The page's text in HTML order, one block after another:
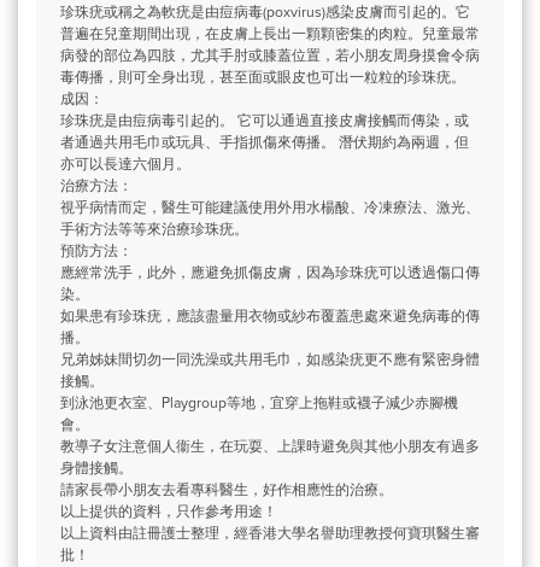
珍珠疣或稱之為軟疣是由痘病毒(poxvirus)感染皮膚而引起的。它
普遍在兒童期間出現，在皮膚上長出一顆顆密集的肉粒。兒童最常
病發的部位為四肢，尤其手肘或膝蓋位置，若小朋友周身摸會令病
毒傳播，則可全身出現，甚至面或眼皮也可出一粒粒的珍珠疣。
成因：
珍珠疣是由痘病毒引起的。 它可以通過直接皮膚接觸而傳染，或
者通過共用毛巾或玩具、手指抓傷來傳播。 潛伏期約為兩週，但
亦可以長達六個月。
治療方法：
視乎病情而定，醫生可能建議使用外用水楊酸、冷凍療法、激光、
手術方法等等來治療珍珠疣。
預防方法：
應經常洗手，此外，應避免抓傷皮膚，因為珍珠疣可以透過傷口傳
染。
如果患有珍珠疣，應該盡量用衣物或紗布覆蓋患處來避免病毒的傳
播。
兄弟姊妹間切勿一同洗澡或共用毛巾，如感染疣更不應有緊密身體
接觸。
到泳池更衣室、Playgroup等地，宜穿上拖鞋或襪子減少赤腳機
會。
教導子女注意個人衞生，在玩耍、上課時避免與其他小朋友有過多
身體接觸。
請家長帶小朋友去看專科醫生，好作相應性的治療。
以上提供的資料，只作參考用途！
以上資料由註冊護士整理，經香港大學名譽助理教授何寶琪醫生審
批！